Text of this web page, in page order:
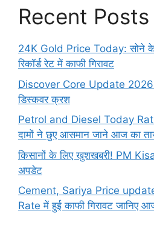
Recent Posts
24K Gold Price Today: सोने के
रिकॉर्ड रेट में काफी गिरावट
Discover Core Update
डिस्कवर क्रश
Petrol and Diesel Today
दामों ने छुए आसमान जाने आज का
किसानों के लिए खुशखबरी! PM
अपडेट
Cement, Sariya Price
Rate में हुई काफी गिरावट जानिए